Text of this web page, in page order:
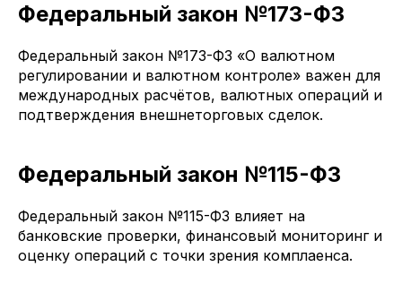
Федеральный закон №173-ФЗ
Федеральный закон №173-ФЗ «О валютном
регулировании и валютном контроле» важен для
международных расчётов, валютных операций и
подтверждения внешнеторговых сделок.
Федеральный закон №115-ФЗ
Федеральный закон №115-ФЗ влияет на
банковские проверки, финансовый мониторинг и
оценку операций с точки зрения комплаенса.